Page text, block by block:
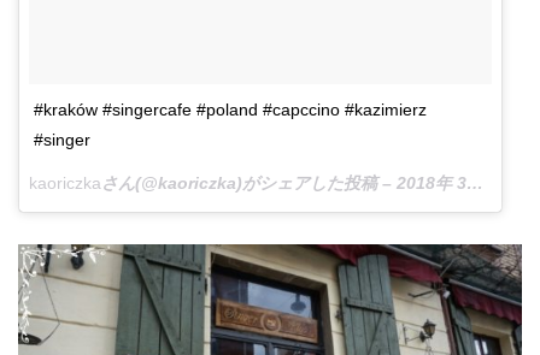
#kraków #singercafe #poland #capccino #kazimierz
#singer
kaoriczkaさん(@kaoriczka)がシェアした投稿 – 2018年 3月月13日午前9時17分PDT